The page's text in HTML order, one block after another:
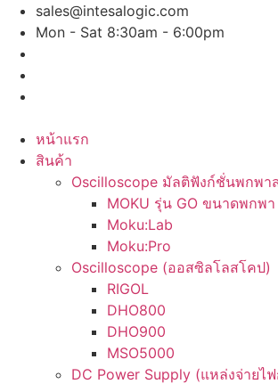
Skip
content
sales@intesalogic.com
Mon - Sat 8:30am - 6:00pm
หน้าแรก
สินค้า
Oscilloscope มัลติฟังก์ชั่นพกพา
MOKU รุ่น GO ขนาดพกพา
Moku:Lab
Moku:Pro
Oscilloscope (ออสซิลโลสโคป)
RIGOL
DHO800
DHO900
MSO5000
DC Power Supply (แหล่งจ่ายไ